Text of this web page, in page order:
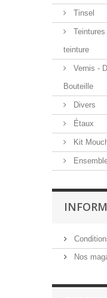
Tinsel
teinture
Vernis -
Bouteille
Divers
Étaux
Kit
Nos